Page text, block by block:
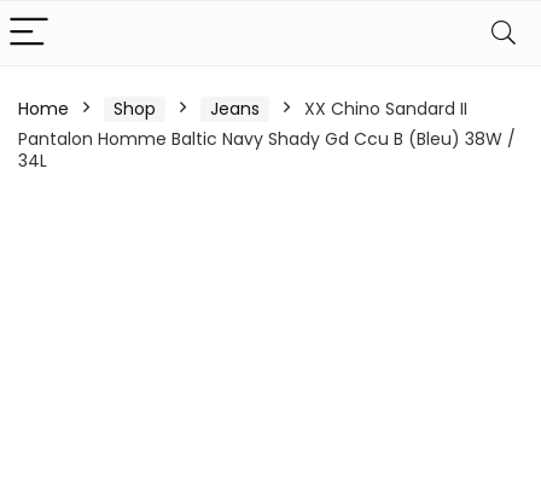
Home Shop Jeans
XX Chino Sandard II
Pantalon Homme Baltic Navy Shady Gd Ccu B (Bleu) 38W /
34L